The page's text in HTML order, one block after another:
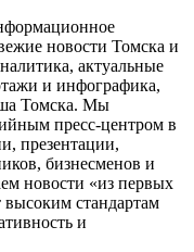
новости Томска и
актуальные
и инфографика,
Томска. Мы
пресс-центром в
презентации,
бизнесменов и
новости «из первых
стандартам
и